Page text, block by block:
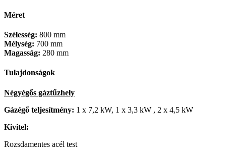
Méret
Szélesség: 800 mm
Mélység: 700 mm
Magasság: 280 mm
Tulajdonságok
Négyégős gáztűzhely
Gázégő teljesítmény: 1 x 7,2 kW, 1 x 3,3 kW , 2 x 4,5 kW
Kivitel:
Rozsdamentes acél test